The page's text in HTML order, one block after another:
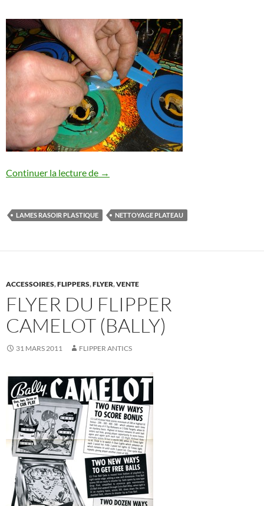
Continuer la lecture de Lames de rasoir en plastique
→
LAMES RASOIR PLASTIQUE NETTOYAGE PLATEAU
ACCESSOIRES,FLIPPERS,FLYER,VENTE
FLYER DU FLIPPER
CAMELOT (BALLY)
31 MARS 2011 FLIPPER ANTICS